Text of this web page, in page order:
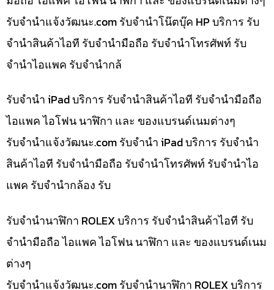
รับจํานําแจ้งวัฒนะ.com รับจำนำโน๊ตบุ๊ค HP บริการ รับ
จำนำสินค้าไอที รับจำนำมือถือ รับจำนำโทรศัพท์ รับ
จำนำไอแพค รับจำนำกล้
รับจำนำ iPad บริการ รับจำนำสินค้าไอที รับจำนำมือถือ
ไอแพค ไอโฟน นาฬิกา และ ของแบรนด์เนมต่างๆ
รับจํานําแจ้งวัฒนะ.com รับจำนำ iPad บริการ รับจำนำ
สินค้าไอที รับจำนำมือถือ รับจำนำโทรศัพท์ รับจำนำไอ
แพค รับจำนำกล้อง รับ
รับจำนำนาฬิกา ROLEX บริการ รับจำนำสินค้าไอที รับ
จำนำมือถือ ไอแพค ไอโฟน นาฬิกา และ ของแบรนด์เนม
ต่างๆ
รับจํานําแจ้งวัฒนะ.com รับจำนำนาฬิกา ROLEX บริการ